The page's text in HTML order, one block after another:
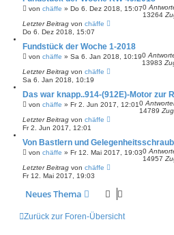
von chäffe » Do 6. Dez 2018, 15:070
13264
Letzter Beitrag von chäffe
Do 6. Dez 2018, 15:07
Fundstück der Woche 1-2018
von chäffe » Sa 6. Jan 2018, 10:190
13983
Letzter Beitrag von chäffe
Sa 6. Jan 2018, 10:19
Das war knapp..914-(912E)-Motor zur
von chäffe » Fr 2. Jun 2017, 12:010
14789
Letzter Beitrag von chäffe
Fr 2. Jun 2017, 12:01
Von Bastlern und
von chäffe » Fr 12. Mai 2017, 19:030
14957
Letzter Beitrag von chäffe
Fr 12. Mai 2017, 19:03
Neues Thema
Zurück zur Foren-Übersicht